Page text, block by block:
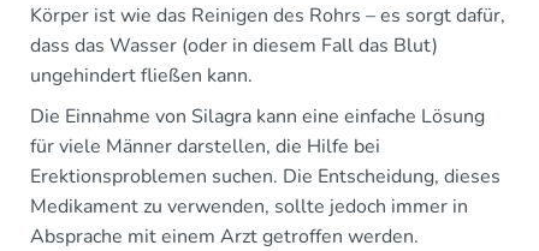
Körper ist wie das Reinigen des Rohrs – es sorgt dafür,
dass das Wasser (oder in diesem Fall das Blut)
ungehindert fließen kann.
Die Einnahme von Silagra kann eine einfache Lösung
für viele Männer darstellen, die Hilfe bei
Erektionsproblemen suchen. Die Entscheidung, dieses
Medikament zu verwenden, sollte jedoch immer in
Absprache mit einem Arzt getroffen werden.